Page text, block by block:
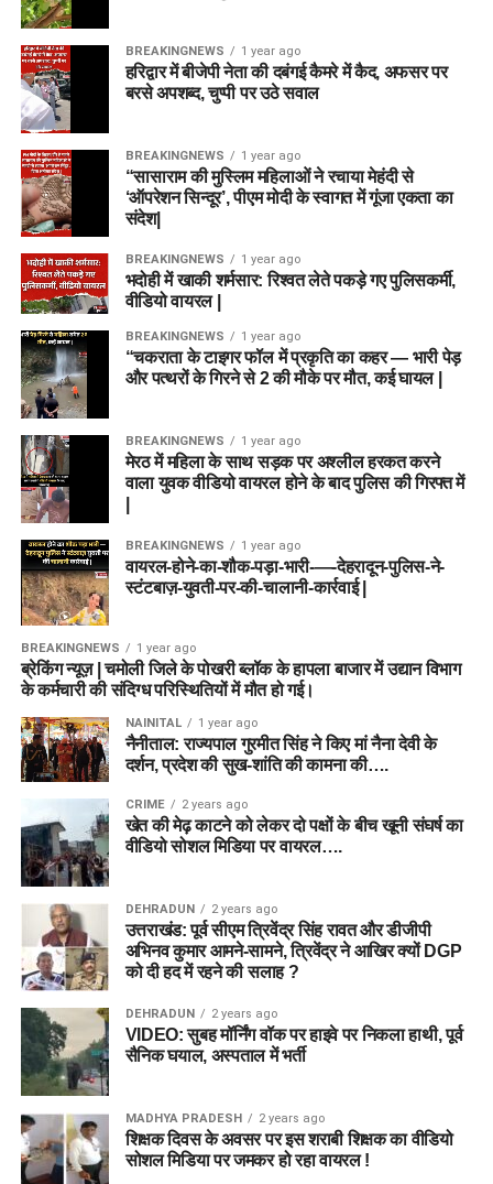
BREAKINGNEWS 1 year ago
हरिद्वार में बीजेपी नेता की दबंगई कैमरे में कैद, अफसर पर
बरसे अपशब्द, चुप्पी पर उठे सवाल
BREAKINGNEWS 1 year ago
“सासाराम की मुस्लिम महिलाओं ने रचाया मेहंदी से
‘ऑपरेशन सिन्दूर’, पीएम मोदी के स्वागत में गूंजा एकता का
संदेश|
BREAKINGNEWS 1 year ago
भदोही में खाकी शर्मसार: रिश्वत लेते पकड़े गए पुलिसकर्मी,
वीडियो वायरल |
BREAKINGNEWS 1 year ago
“चकराता के टाइगर फॉल में प्रकृति का कहर — भारी पेड़
और पत्थरों के गिरने से 2 की मौके पर मौत, कई घायल |
BREAKINGNEWS 1 year ago
मेरठ में महिला के साथ सड़क पर अश्लील हरकत करने
वाला युवक वीडियो वायरल होने के बाद पुलिस की गिरफ्त में
BREAKINGNEWS 1 year ago
वायरल-होने-का-शौक-पड़ा-भारी-—-देहरादून-पुलिस-ने-
स्टंटबाज़-युवती-पर-की-चालानी-कार्रवाई |
BREAKINGNEWS 1 year ago
ब्रेकिंग न्यूज़ | चमोली जिले के पोखरी ब्लॉक के हापला बाजार में उद्यान विभाग
के कर्मचारी की संदिग्ध परिस्थितियों में मौत हो गई।
NAINITAL 1 year ago
नैनीताल: राज्यपाल गुरमीत सिंह ने किए मां नैना देवी के
दर्शन, प्रदेश की सुख-शांति की कामना की….
CRIME 2 years ago
खेत की मेढ़ काटने को लेकर दो पक्षों के बीच खूनी संघर्ष का
वीडियो सोशल मिडिया पर वायरल….
DEHRADUN 2 years ago
उत्तराखंड: पूर्व सीएम त्रिवेंद्र सिंह रावत और डीजीपी
अभिनव कुमार आमने-सामने, त्रिवेंद्र ने आखिर क्यों DGP
को दी हद में रहने की सलाह ?
DEHRADUN 2 years ago
VIDEO: सुबह मॉर्निंग वॉक पर हाइवे पर निकला हाथी, पूर्व
सैनिक घयाल, अस्पताल में भर्ती
MADHYA PRADESH 2 years ago
शिक्षक दिवस के अवसर पर इस शराबी शिक्षक का वीडियो
सोशल मिडिया पर जमकर हो रहा वायरल !